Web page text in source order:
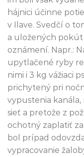
hájnici účinne
v Ilave. Svedčí o
a uložených
oznámení. Napr.:
upytlačené ryby
nimi i 3 kg vážiaci
prichytený pri
vypustenia
sieť a pretože z
ochotný zaplatiť
bol prípad
vypracovanie